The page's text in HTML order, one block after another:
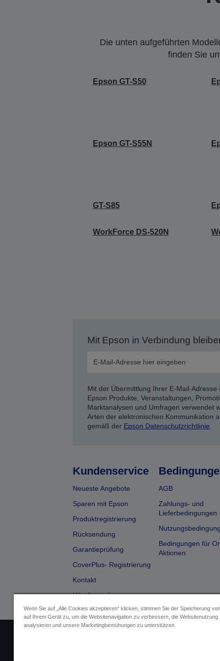
Die unten aufgeführten
finden Sie
Epson GT-S50
Epson GT-S55N
GT-S85
WorkForce DS-520N
Mit Epson in Verbindung
Mit der Übermittlung Ihrer E-Mail-
Epson Produkte, Veranstaltungen,
Marktanalysen und Umfragen verwendet
Arten der elektronischen Kommunikation
gemäß der Epson Datenschutzrichtlinie
Kundenservice
Neueste Angebote
Sparen mit Epson
Produktregistrierung
Rücksendung
Garantieprüfung
CoverPlus- Registrierung
Kontakt
Händlersuche
AGB
Zahlungs- und
Lieferbedingungen
Bedingungen für
Aktionen
Wenn Sie auf „Alle Cookies akzeptieren“ klicken, stimmen Sie der Speicherung
auf Ihrem Gerät zu, um die Websitenavigation zu verbessern, die Websitenutzung
analysieren und unsere Marketingbemühungen zu unterstützen.